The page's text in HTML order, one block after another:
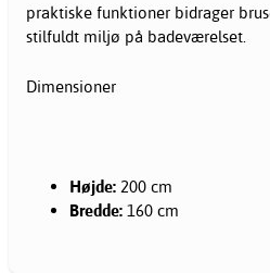
praktiske funktioner bidrager
stilfuldt miljø på badeværelset.
Dimensioner
Højde: 200 cm
Bredde: 160 cm